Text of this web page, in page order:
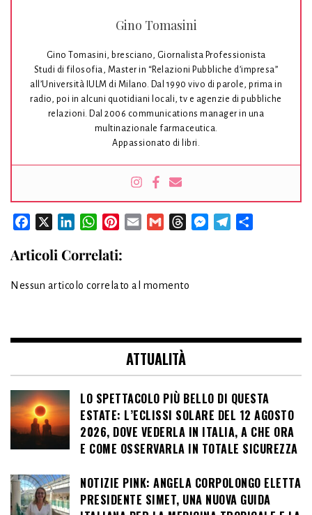
Gino Tomasini
Gino Tomasini, bresciano, Giornalista Professionista
Studi di filosofia, Master in “Relazioni Pubbliche d’impresa”
all’Università IULM di Milano. Dal 1990 vivo di parole, prima in
radio, poi in alcuni quotidiani locali, tv e agenzie di pubbliche
relazioni. Dal 2006 communications manager in una
multinazionale farmaceutica.
Appassionato di libri.
Facebook LinkedInWhatsAppPinterest
Email Gmail ThreadsMessenger
Telegram
Articoli Correlati:
Nessun articolo correlato al momento
ATTUALITÀ
LO SPETTACOLO PIÙ BELLO DI QUESTA
ESTATE: L’ECLISSI SOLARE DEL 12 AGOSTO
2026, DOVE VEDERLA IN ITALIA, A CHE ORA
E COME OSSERVARLA IN TOTALE SICUREZZA
NOTIZIE PINK: ANGELA CORPOLONGO ELETTA
PRESIDENTE SIMET, UNA NUOVA GUIDA